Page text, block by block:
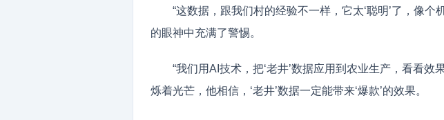
“这数据，跟我们村的经验不一样，它太‘聪明’了，像个
的眼神中充满了警惕。
“我们用AI技术，把‘老井’数据应用到农业生产，看看效
烁着光芒，他相信，‘老井’数据一定能带来‘爆款’的效果。